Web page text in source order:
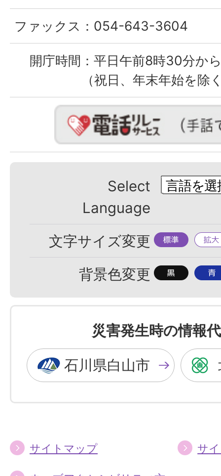
ファックス： 054-643-3604
開庁時間： 平日午前8時30分か
（祝日、年末年始を除
Select
Language
文字サイズ変更 標
準
拡
大
背景色変更 背
色
を
黒
色
に
背
色
を
青
色
に
災害発生時の情報
石川県白山市
サイトマップ サ